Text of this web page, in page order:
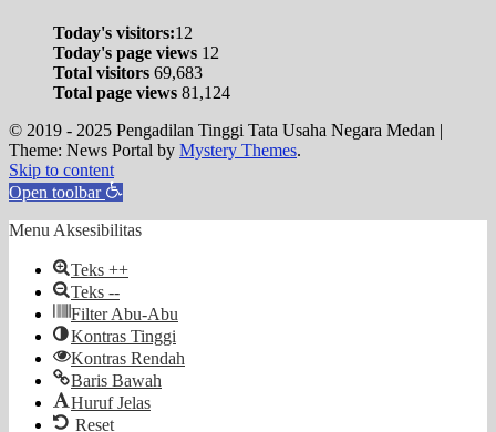
Today's visitors:12
Today's page views 12
Total visitors 69,683
Total page views 81,124
© 2019 - 2025 Pengadilan Tinggi Tata Usaha Negara Medan |
Theme: News Portal by Mystery Themes.
Skip to content
Open toolbar
Menu Aksesibilitas
Teks ++
Teks --
Filter Abu-Abu
Kontras Tinggi
Kontras Rendah
Baris Bawah
Huruf Jelas
Reset